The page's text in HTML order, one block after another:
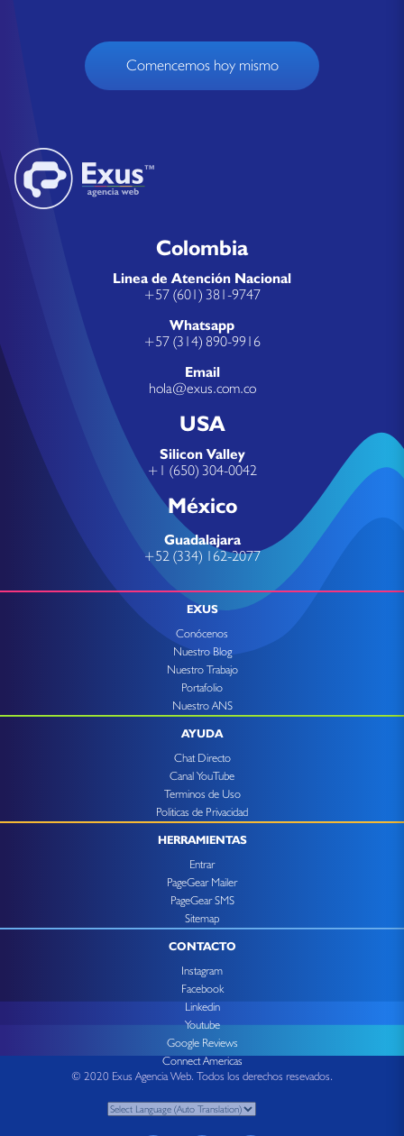
Comencemos hoy mismo
Colombia
Linea de Atención Nacional
+57 (601) 381-9747
Whatsapp
+57 (314) 890-9916
Email
hola@exus.com.co
USA
Silicon Valley
+1 (650) 304-0042
México
Guadalajara
+52 (334) 162-2077
EXUS
Conócenos
Nuestro Blog
Nuestro Trabajo
Portafolio
Nuestro ANS
AYUDA
Chat Directo
Canal YouTube
Terminos de Uso
Politicas de Privacidad
HERRAMIENTAS
Entrar
PageGear Mailer
PageGear SMS
Sitemap
CONTACTO
Instagram
Facebook
Linkedin
Youtube
Google Reviews
Connect Americas
© 2020 Exus Agencia Web. Todos los derechos resevados.